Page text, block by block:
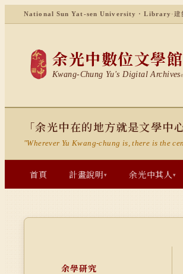
National Sun Yat-sen University · Library ·建
余光中數位文學館
Kwang-Chung Yu's Digital Archives
「余光中在的地方就是文學中心
"Wherever Yu Kwang-chung is, there is the
首頁 計畫說明▾ 余光中其人▾
余學研究